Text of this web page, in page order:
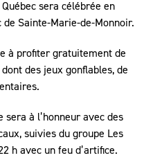
sera célébrée en
Sainte-Marie-de-Monnoir.
à profiter gratuitement de
des jeux gonflables, de
sera à l’honneur avec des
suivies du groupe Les
h avec un feu d’artifice.